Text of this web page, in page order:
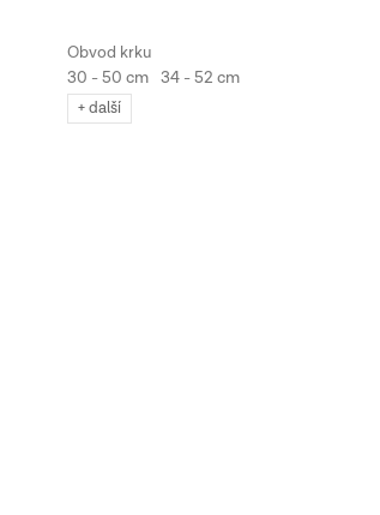
30 - 50 cm 34 - 52 cm
+ další